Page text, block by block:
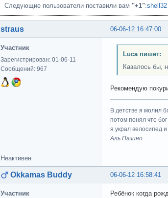
Следующие пользователи поставили вам "+1":shell32
06-06-12 16:47:00
straus
Участник
Зарегистрирован: 01-06-11
Сообщений: 967
Luca пишет:
Казалось бы,
Рекомендую
В детстве я молил
потом понял что
я украл велосипед
Аль Пачино
Неактивен
06-06-12 16:58:41
Okkamas Buddy
Участник Ребёнок когда